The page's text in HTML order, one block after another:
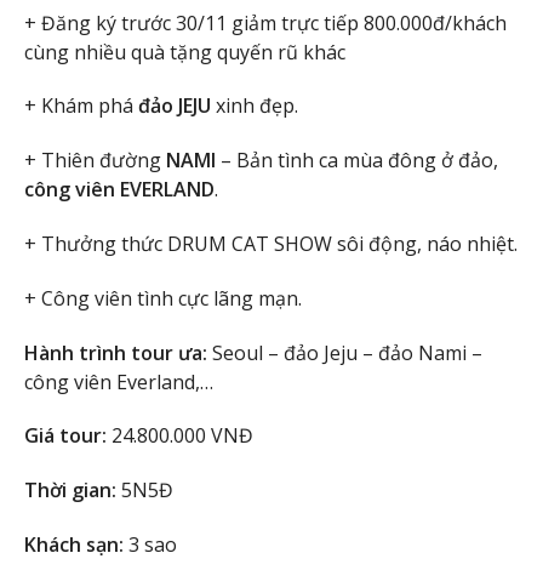
+ Đăng ký trước 30/11 giảm trực tiếp 800.000đ/khách
cùng nhiều quà tặng quyến rũ khác
+ Khám phá đảo JEJU xinh đẹp.
+ Thiên đường NAMI – Bản tình ca mùa đông ở đảo,
công viên EVERLAND.
+ Thưởng thức DRUM CAT SHOW sôi động, náo nhiệt.
+ Công viên tình cực lãng mạn.
Hành trình tour ưa: Seoul – đảo Jeju – đảo Nami –
công viên Everland,…
Giá tour: 24.800.000 VNĐ
Thời gian: 5N5Đ
Khách sạn: 3 sao